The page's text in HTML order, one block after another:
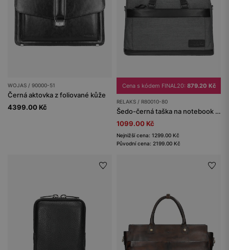
WOJAS / 90000-51
Černá aktovka z foliované kůže
4399.00 Kč
Cena s kódem FINAL20: 879.20 Kč
RELAKS / R80010-80
Šedo-černá taška na notebook s koženými prvky RELAKS
1099.00 Kč
Nejnižší cena: 1299.00 Kč
Původní cena: 2199.00 Kč